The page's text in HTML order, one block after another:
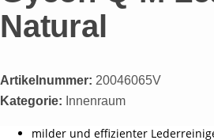
Natural
Artikelnummer: 20046065V
Kategorie: Innenraum
milder und effizienter